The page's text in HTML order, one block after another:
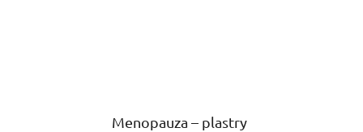
Menopauza – plastry